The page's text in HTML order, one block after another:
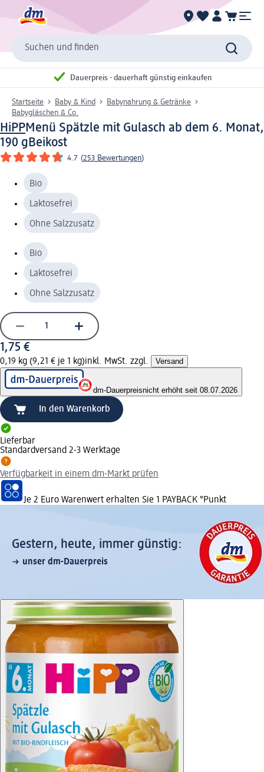
Suchen und finden
Dauerpreis - dauerhaft günstig einkaufen
Startseite Baby & Kind
Babynahrung & Getränke
Babygläschen & Co.
HiPPMenü Spätzle mit Gulasch ab dem 6. Monat,
190 gBeikost
4.7 (253 Bewertungen)
Bio
Laktosefrei
Ohne Salzzusatz
Bio
Laktosefrei
Ohne Salzzusatz
1,75 €
0,19 kg (9,21 € je 1 kg)inkl. MwSt. zzgl. Versand
dm-Dauerpreisnicht erhöht seit 08.07.2026
In den Warenkorb
Lieferbar
Standardversand 2-3 Werktage
Verfügbarkeit in einem dm-Markt prüfen
Je 2 Euro Warenwert erhalten Sie 1 PAYBACK °Punkt
Gestern, heute, immer günstig:
unser dm-Dauerpreis